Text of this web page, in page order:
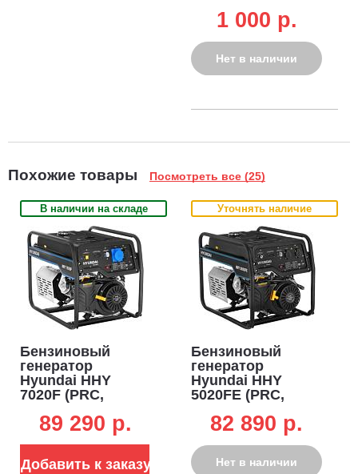
1 000 p.
Нет в наличии
Похожие товары Посмотреть все (25)
В наличии на складе
Бензиновый
генератор
Hyundai HHY
7020F (PRC,
5,0/5,5 кВт, 25 л,
ручной стартер,
89 290 p.
Добавить к заказу
Уточнять наличие
Бензиновый
генератор
Hyundai HHY
5020FE (PRC,
4,0/4,5 кВт, 25 л,
эл/стартер, 76.5
кг)
82 890 p.
Нет в наличии